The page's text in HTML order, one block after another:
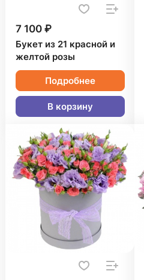
7 100 ₽
Букет из 21 красной и
желтой розы
Подробнее
В корзину